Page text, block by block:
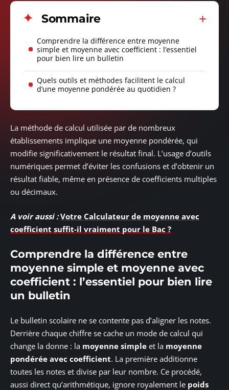
Sommaire
Comprendre la différence entre moyenne
simple et moyenne avec coefficient : l’essentiel
pour bien lire un bulletin
Quels outils et méthodes facilitent le calcul
d’une moyenne pondérée au quotidien ?
La méthode de calcul utilisée par de nombreux
établissements implique une moyenne pondérée, qui
modifie significativement le résultat final. L’usage d’outils
numériques permet d’éviter les confusions et d’obtenir un
résultat fiable, même en présence de coefficients multiples
ou décimaux.
A voir aussi : Votre Calculateur de moyenne avec
coefficient suffit-il vraiment pour le Bac ?
Comprendre la différence entre
moyenne simple et moyenne avec
coefficient : l’essentiel pour bien lire
un bulletin
Le bulletin scolaire ne se contente pas d’aligner les notes.
Derrière chaque chiffre se cache un mode de calcul qui
change la donne : la moyenne simple et la moyenne
pondérée avec coefficient. La première additionne
toutes les notes et divise par leur nombre. Ce procédé,
aussi direct qu’arithmétique, ignore royalement le poids